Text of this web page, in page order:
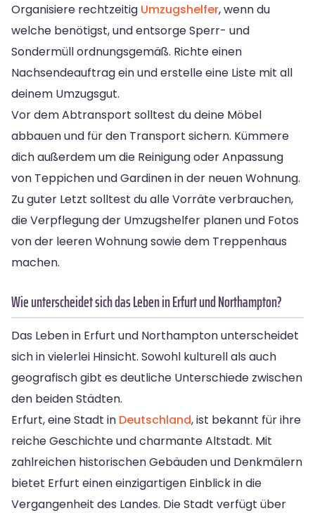
Organisiere rechtzeitig Umzugshelfer, wenn du
welche benötigst, und entsorge Sperr- und
Sondermüll ordnungsgemäß. Richte einen
Nachsendeauftrag ein und erstelle eine Liste mit all
deinem Umzugsgut.
Vor dem Abtransport solltest du deine Möbel
abbauen und für den Transport sichern. Kümmere
dich außerdem um die Reinigung oder Anpassung
von Teppichen und Gardinen in der neuen Wohnung.
Zu guter Letzt solltest du alle Vorräte verbrauchen,
die Verpflegung der Umzugshelfer planen und Fotos
von der leeren Wohnung sowie dem Treppenhaus
machen.
Wie unterscheidet sich das Leben in Erfurt und Northampton?
Das Leben in Erfurt und Northampton unterscheidet
sich in vielerlei Hinsicht. Sowohl kulturell als auch
geografisch gibt es deutliche Unterschiede zwischen
den beiden Städten.
Erfurt, eine Stadt in Deutschland, ist bekannt für ihre
reiche Geschichte und charmante Altstadt. Mit
zahlreichen historischen Gebäuden und Denkmälern
bietet Erfurt einen einzigartigen Einblick in die
Vergangenheit des Landes. Die Stadt verfügt über